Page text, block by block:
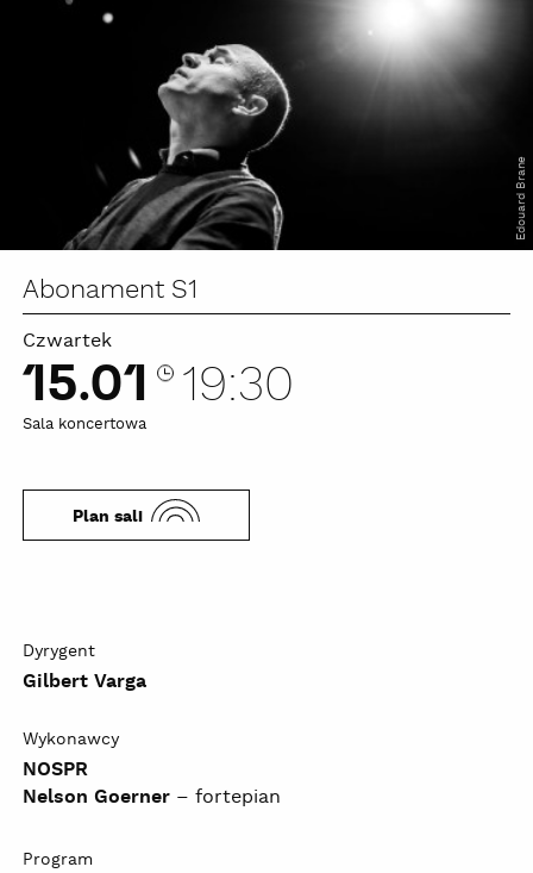
Abonament S1
Czwartek
15.01 19:30
Sala koncertowa
Plan sali
Edouard Brane
Dyrygent
Gilbert Varga
Wykonawcy
NOSPR
Nelson Goerner – fortepian
Program